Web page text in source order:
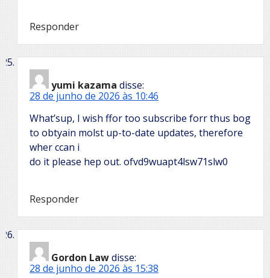
Responder
yumi kazama disse:
28 de junho de 2026 às 10:46
What’sup, I wish ffor too subscribe forr thus bog
to obtyain molst up-to-date updates, therefore
wher ccan i
do it please hep out. ofvd9wuapt4lsw71slw0
Responder
Gordon Lawdisse:
28 de junho de 2026 às 15:38